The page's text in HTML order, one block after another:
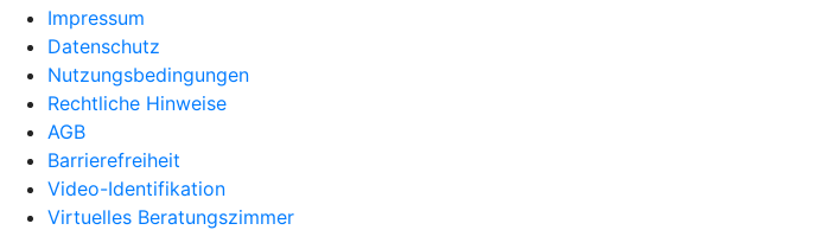
Impressum
Datenschutz
Nutzungsbedingungen
Rechtliche Hinweise
AGB
Barrierefreiheit
Video-Identifikation
Virtuelles Beratungszimmer